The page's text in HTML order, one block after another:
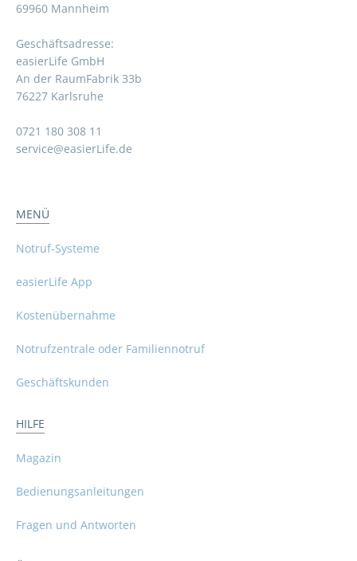
69960 Mannheim
Geschäftsadresse:
easierLife GmbH
An der RaumFabrik 33b
76227 Karlsruhe
0721 180 308 11
service@easierLife.de
MENÜ
Notruf-Systeme
easierLife App
Kostenübernahme
Notrufzentrale oder Familiennotruf
Geschäftskunden
HILFE
Magazin
Bedienungsanleitungen
Fragen und Antworten